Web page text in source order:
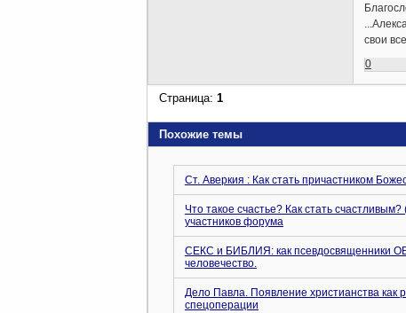
свои
0
Страница:1
Похожие темы
Ст. Аверкия : Как стать причастником
Что такое счастье? Как стать
участников форума
СЕКС и БИБЛИЯ: как псевдосвященники
человечество.
Дело Павла. Появление христианства как
спецоперации